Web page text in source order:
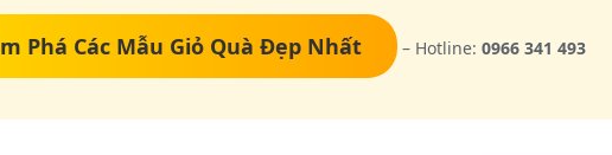
Phá Các Mẫu Giỏ Quà Đẹp Nhất – Hotline: 0966 341 493